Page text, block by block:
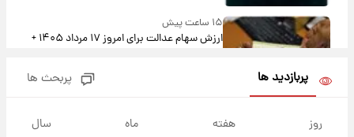
۱۵ ساعت پیش
ارزش سهام عدالت برای امروز ۱۷ مرداد ۱۴۰۵ +
پربازدید ها پربحث ها
روز هفته ماه سال